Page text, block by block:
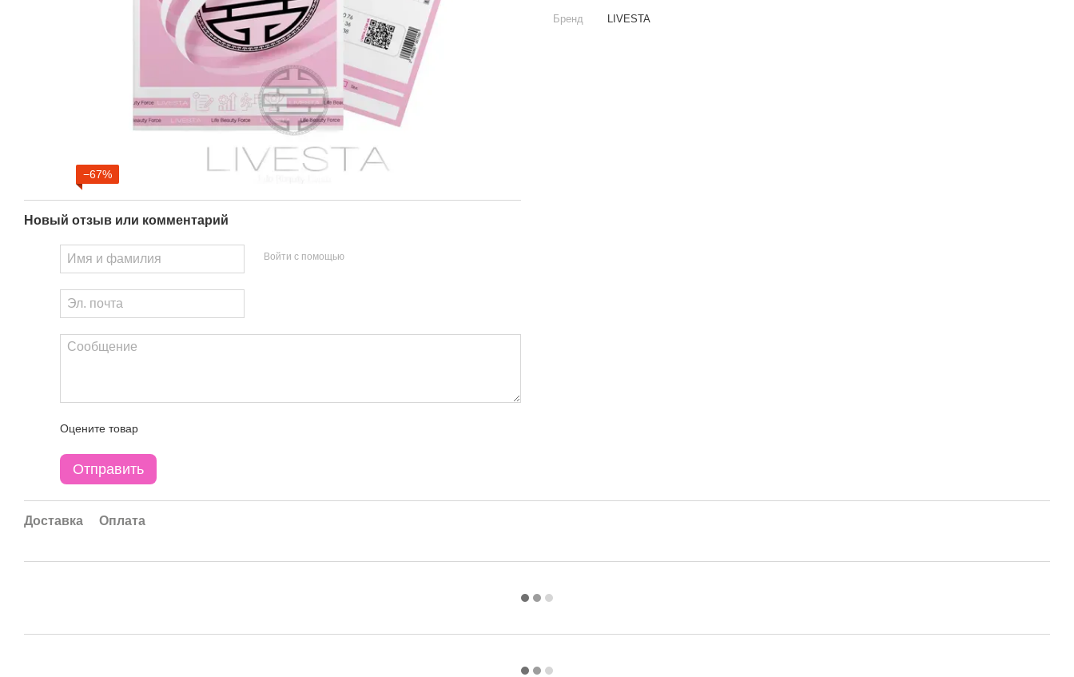
−67%
Новый отзыв или комментарий
Войти с помощью
Оцените товар
Отправить
Бренд LIVESTA
Доставка Оплата